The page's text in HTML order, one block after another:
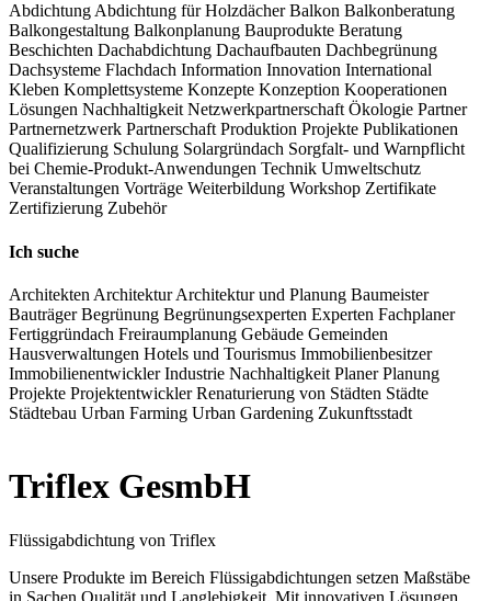
Abdichtung Abdichtung für Holzdächer Balkon Balkonberatung
Balkongestaltung Balkonplanung Bauprodukte Beratung
Beschichten Dachabdichtung Dachaufbauten Dachbegrünung
Dachsysteme Flachdach Information Innovation International
Kleben Komplettsysteme Konzepte Konzeption Kooperationen
Lösungen Nachhaltigkeit Netzwerkpartnerschaft Ökologie Partner
Partnernetzwerk Partnerschaft Produktion Projekte Publikationen
Qualifizierung Schulung Solargründach Sorgfalt- und Warnpflicht
bei Chemie-Produkt-Anwendungen Technik Umweltschutz
Veranstaltungen Vorträge Weiterbildung Workshop Zertifikate
Zertifizierung Zubehör
Ich suche
Architekten Architektur Architektur und Planung Baumeister
Bauträger Begrünung Begrünungsexperten Experten Fachplaner
Fertiggründach Freiraumplanung Gebäude Gemeinden
Hausverwaltungen Hotels und Tourismus Immobilienbesitzer
Immobilienentwickler Industrie Nachhaltigkeit Planer Planung
Projekte Projektentwickler Renaturierung von Städten Städte
Städtebau Urban Farming Urban Gardening Zukunftsstadt
Triflex GesmbH
Flüssigabdichtung von Triflex
Unsere Produkte im Bereich Flüssigabdichtungen setzen Maßstäbe
in Sachen Qualität und Langlebigkeit. Mit innovativen Lösungen